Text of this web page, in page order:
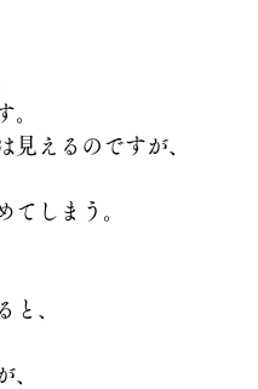
。
見えるのですが、
てしまう。
と、
、